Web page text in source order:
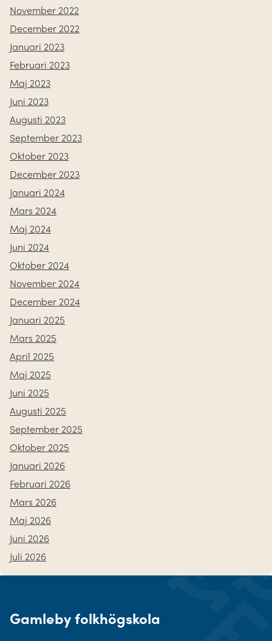
November 2022
December 2022
Januari 2023
Februari 2023
Maj 2023
Juni 2023
Augusti 2023
September 2023
Oktober 2023
December 2023
Januari 2024
Mars 2024
Maj 2024
Juni 2024
Oktober 2024
November 2024
December 2024
Januari 2025
Mars 2025
April 2025
Maj 2025
Juni 2025
Augusti 2025
September 2025
Oktober 2025
Januari 2026
Februari 2026
Mars 2026
Maj 2026
Juni 2026
Juli 2026
Gamleby folkhögskola